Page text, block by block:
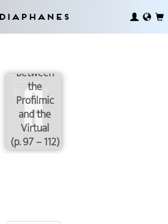
Diaphanes
Between
the
Profilmic
and the
Virtual
(p. 97 – 112)